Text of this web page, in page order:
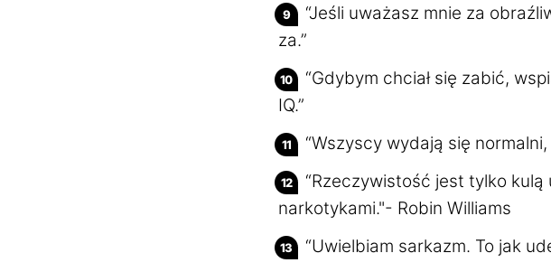
“Jeśli uważasz mnie za
za.”
“Gdybym chciał się zabić,
IQ.”
“Wszyscy wydają się
“Rzeczywistość jest tylko
narkotykami."- Robin Williams
“Uwielbiam sarkazm. To jak